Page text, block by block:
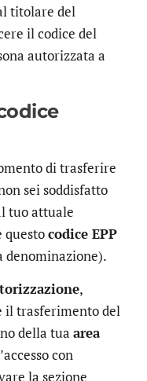
titolare del
il codice del
autorizzata a
di trasferire
sei soddisfatto
tuo attuale
questocodice EPP
denominazione).
,
il trasferimento del
della tua area
con
la sezione